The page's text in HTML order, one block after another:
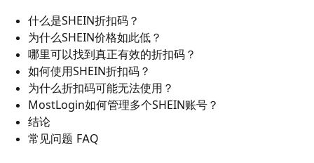
什么是SHEIN折扣码？
为什么SHEIN价格如此低？
哪里可以找到真正有效的折扣码？
如何使用SHEIN折扣码？
为什么折扣码可能无法使用？
MostLogin如何管理多个SHEIN账号？
结论
常见问题 FAQ